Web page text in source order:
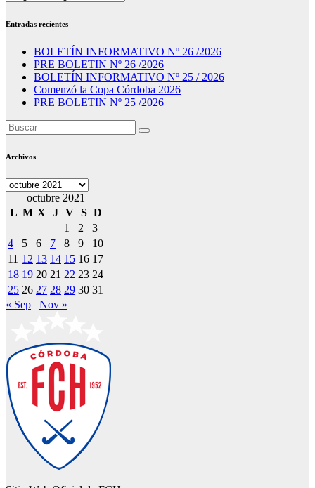
Entradas recientes
BOLETÍN INFORMATIVO Nº 26 /2026
PRE BOLETIN Nº 26 /2026
BOLETÍN INFORMATIVO Nº 25 / 2026
Comenzó la Copa Córdoba 2026
PRE BOLETIN Nº 25 /2026
Archivos
Archivos
octubre 2021
L M X J V S D
1
2
3
4
5 6 7 8 9
10
11 12 13 14 15 16 17
18 19 20 21 22 23 24
25 26 27 28 29 30 31
« Sep
Nov »